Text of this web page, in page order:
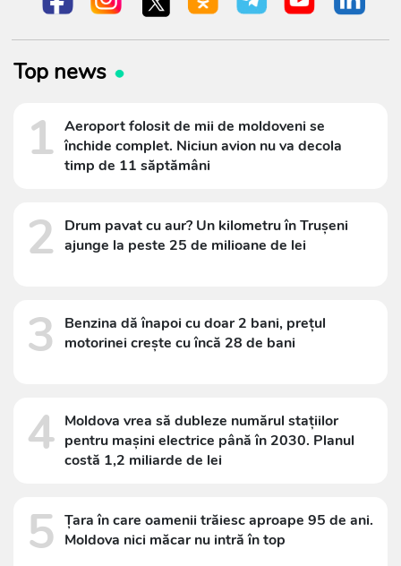
Top news
1 Aeroport folosit de mii de moldoveni se
închide complet. Niciun avion nu va decola
timp de 11 săptămâni
2
Drum pavat cu aur? Un kilometru în Trușeni
ajunge la peste 25 de milioane de lei
3
Benzina dă înapoi cu doar 2 bani, prețul
motorinei crește cu încă 28 de bani
4 Moldova vrea să dubleze numărul stațiilor
pentru mașini electrice până în 2030. Planul
costă 1,2 miliarde de lei
5 Țara în care oamenii trăiesc aproape 95 de ani.
Moldova nici măcar nu intră în top